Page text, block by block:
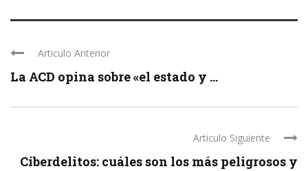
Articulo Anterior
La ACD opina sobre «el estado y ...
Articulo Siguiente
Ciberdelitos: cuáles son los más peligrosos y